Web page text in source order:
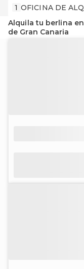
1 OFICINA DE
Alquila tu berlina
de Gran Canaria